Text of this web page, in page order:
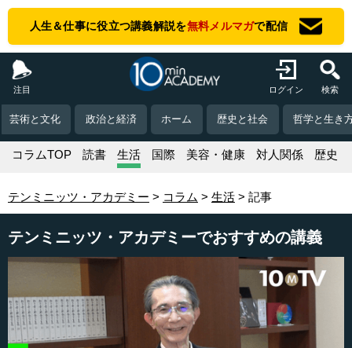
人生＆仕事に役立つ講義解説を無料メルマガで配信
注目 ログイン 検索
芸術と文化 政治と経済 ホーム 歴史と社会 哲学と生き
コラムTOP 読書 生活 国際 美容・健康 対人関係 歴史
テンミニッツ・アカデミー コラム 生活 記事
テンミニッツ・アカデミーでおすすめの講義